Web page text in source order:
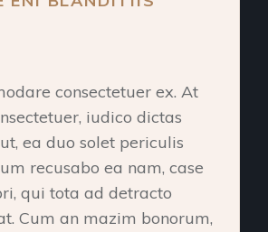
consectetuer ex. At
iudico dictas
ea duo solet periculis
recusabo ea nam, case
qui tota ad detracto
Cum an mazim bonorum,